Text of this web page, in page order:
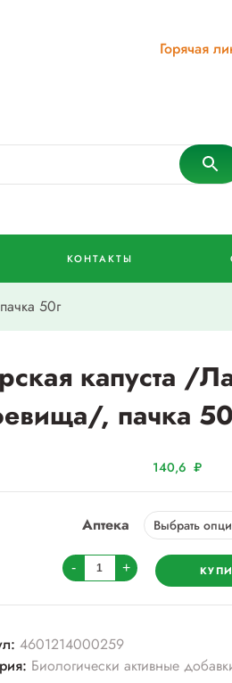
Горячая
КОНТАКТЫ
50г
капуста /
, пачка
140,6₽
Аптека
-
Количество
товара
Морская
/
Ламинарии
+
4601214000259
Биологически активные